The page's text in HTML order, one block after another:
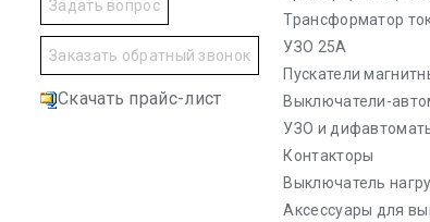
Задать вопрос
Заказать обратный звонок
Скачать прайс-лист
Трансформатор
УЗО 25А
Пускатели
Выключатели-
УЗО и
Контакторы
Выключатель
Аксессуары для